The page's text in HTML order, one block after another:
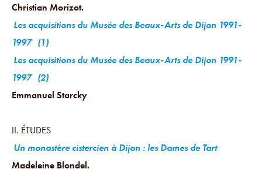
Christian Morizot.
Les acquisitions du Musée des Beaux-Arts de Dijon 1991-
1997 (1)
Les acquisitions du Musée des Beaux-Arts de Dijon 1991-
1997 (2)
Emmanuel Starcky
II. ÉTUDES
Un monastère cistercien à Dijon : les Dames de Tart
Madeleine Blondel.